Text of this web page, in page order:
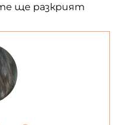
ще разкрият